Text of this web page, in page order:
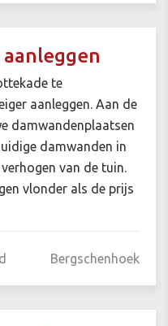
te
aanleggen. Aan de
damwandenplaatsen
damwanden in
van de tuin.
vlonder als de prijs
Bergschenhoek